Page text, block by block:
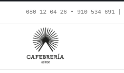
al
contenido
680 12 64 26‬ • 910 534 691